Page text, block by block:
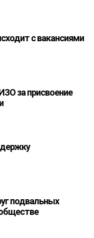
с вакансиями
за присвоение
подвальных